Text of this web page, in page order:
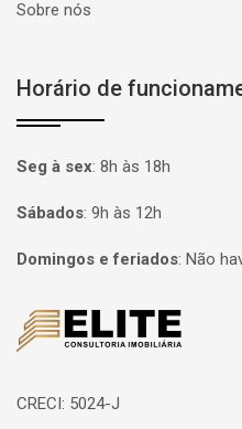
Sobre nós
Horário de
Seg à sex: 8h às 18h
Sábados: 9h às 12h
Domingos e feriados: Não
Página inicial
CRECI: 5024-J